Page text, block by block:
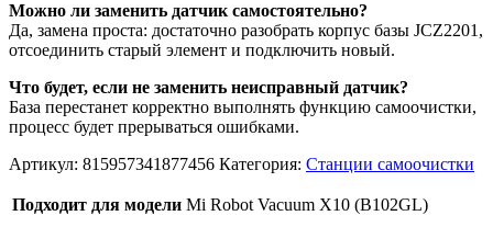
Можно ли заменить датчик самостоятельно?
Да, замена проста: достаточно разобрать корпус базы JCZ2201,
отсоединить старый элемент и подключить новый.
Что будет, если не заменить неисправный датчик?
База перестанет корректно выполнять функцию самоочистки,
процесс будет прерываться ошибками.
Артикул: 815957341877456 Категория: Станции самоочистки
Подходит для модели Mi Robot Vacuum X10 (B102GL)